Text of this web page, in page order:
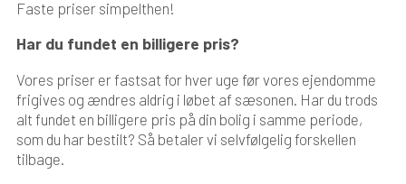
Faste priser simpelthen!
Har du fundet en billigere pris?
Vores priser er fastsat for hver uge før vores ejendomme
frigives og ændres aldrig i løbet af sæsonen. Har du trods
alt fundet en billigere pris på din bolig i samme periode,
som du har bestilt? Så betaler vi selvfølgelig forskellen
tilbage.